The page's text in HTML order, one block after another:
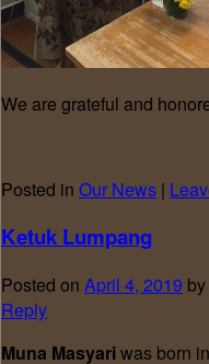
We are grateful and
Posted in Our News |
Ketuk Lumpang
Posted on April 4, 2019 by
Reply
Muna Masyariwas born